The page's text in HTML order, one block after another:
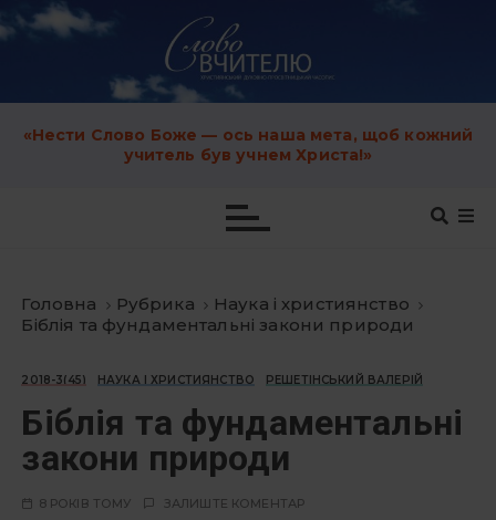
k
o
«Нести Слово Боже — ось наша мета, щоб кожний
учитель був учнем Христа!»
Головна Рубрика
Наука і християнство
Біблія та фундаментальні закони природи
2018-3(45) НАУКА І ХРИСТИЯНСТВО РЕШЕТІНСЬКИЙ ВАЛЕРІЙ
Біблія та фундаментальні
закони природи
8 РОКІВ ТОМУ ЗАЛИШТЕ КОМЕНТАР